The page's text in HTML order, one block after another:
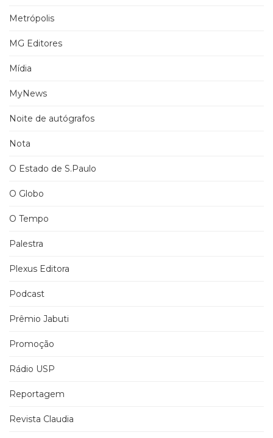
Metrópolis
MG Editores
Mídia
MyNews
Noite de autógrafos
Nota
O Estado de S.Paulo
O Globo
O Tempo
Palestra
Plexus Editora
Podcast
Prêmio Jabuti
Promoção
Rádio USP
Reportagem
Revista Claudia